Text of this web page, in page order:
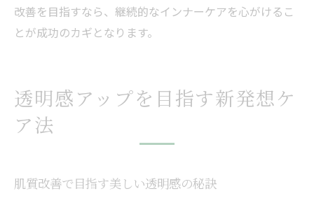
改善を目指すなら、継続的なインナーケアを心がけるこ
とが成功のカギとなります。
透明感アップを目指す新発想ケ
ア法
肌質改善で目指す美しい透明感の秘訣